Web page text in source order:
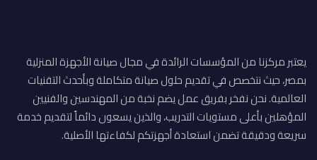
يعتبر مركزنا من المؤسسات الرائدة في مجال صيانة الأجهزة المنزلية
بمصر، حيث نتخصص في تقديم حلول صيانة متكاملة وبأحدث التقنيات
العالمية. نحن نفخر بفريق عمل يضم نخبة من المهندسين والفنيين
المؤهلين بأعلى مستويات التدريب، والذين يسعون دائماً لتقديم خدمة
سريعة ودقيقة تضمن استعادة أجهزتكم لكفاءتها الأصلية.